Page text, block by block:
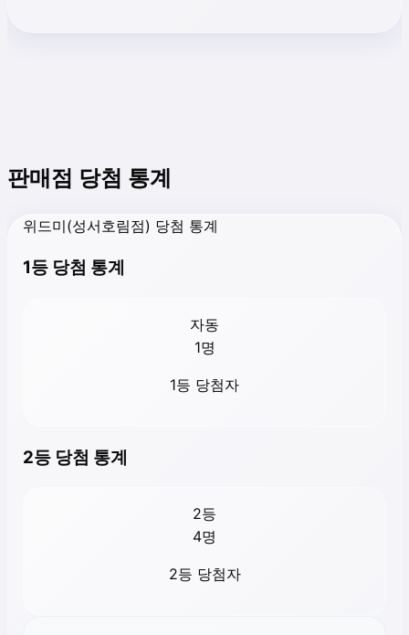
판매점 당첨 통계
위드미(성서호림점) 당첨 통계
1등 당첨 통계
자동
1명
1등 당첨자
2등 당첨 통계
2등
4명
2등 당첨자